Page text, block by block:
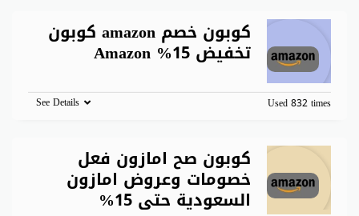
كوبون خصم amazon كوبون
تخفيض 15% Amazon
Used 832 times
See Details
كوبون صح امازون فعل
خصومات وعروض امازون
السعودية حتى 15%